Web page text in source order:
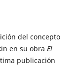
del concepto
en su obra El
publicación